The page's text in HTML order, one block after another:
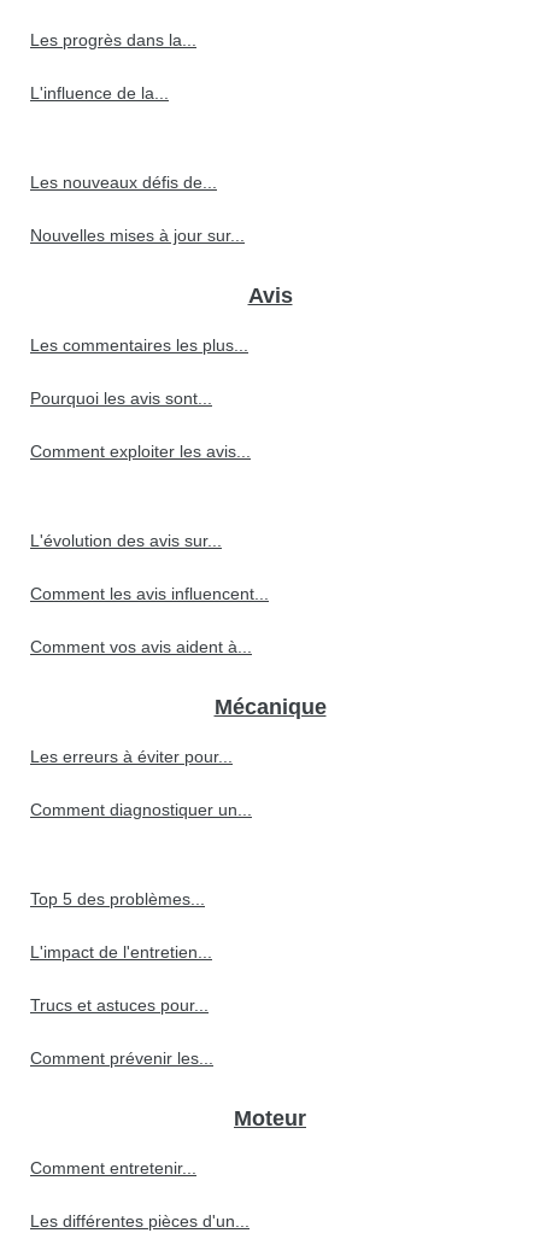
Les progrès dans la...
L'influence de la...
Les nouveaux défis de...
Nouvelles mises à jour sur...
Avis
Les commentaires les plus...
Pourquoi les avis sont...
Comment exploiter les avis...
L'évolution des avis sur...
Comment les avis influencent...
Comment vos avis aident à...
Mécanique
Les erreurs à éviter pour...
Comment diagnostiquer un...
Top 5 des problèmes...
L'impact de l'entretien...
Trucs et astuces pour...
Comment prévenir les...
Moteur
Comment entretenir...
Les différentes pièces d'un...